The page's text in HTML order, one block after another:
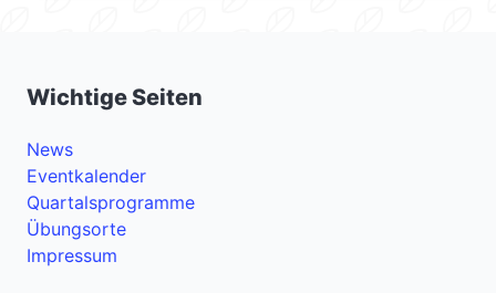
Wichtige Seiten
News
Eventkalender
Quartalsprogramme
Übungsorte
Impressum